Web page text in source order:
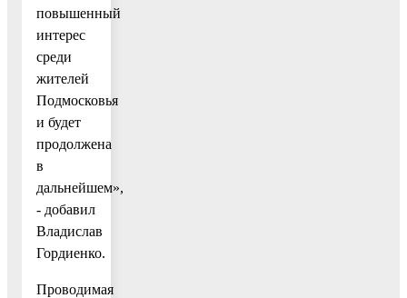
повышенный
интерес
среди
жителей
Подмосковья
и будет
продолжена
в
дальнейшем»,
- добавил
Владислав
Гордиенко.
Проводимая